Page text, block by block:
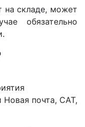
на складе, может
обязательно
почта, САТ,